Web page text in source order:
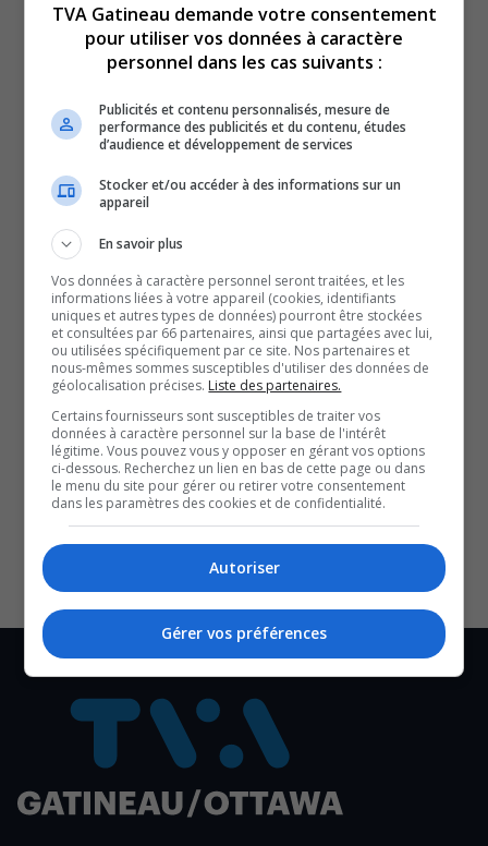
À Ottawa, les blessures au travail chez des
employés d’OC Transpo sont en augmentation. En
2022, 740 blessures nécessitant une intervention
médicale ont été rapportées chez les employés,
En 2023, 69 blessures du genre ont été rapportées
jusqu’à maintenant, selon des données présentées à la
Commission du transport en commun. Des
statistiques démontrant aussi une hausse des collisions
impliquant un véhicule d’OC Transpo ont été dévoilées
vendredi.
Le nombre d’usagers de la Ligne 1 de l’O-Train et des
autobus conventionnels se situe à 62 % des niveaux
prépandémiques.
SOUTENIR NOS MÉDIAS, C’EST PROTÉGER NOTRE
CULTURE ET NOTRE ÉCONOMIE
TVA Gatineau demande votre consentement
pour utiliser vos données à caractère
personnel dans les cas suivants :
Publicités et contenu personnalisés, mesure de
performance des publicités et du contenu, études
d’audience et développement de services
Stocker et/ou accéder à des informations sur un
appareil
En savoir plus
Vos données à caractère personnel seront traitées, et les
informations liées à votre appareil (cookies, identifiants
uniques et autres types de données) pourront être stockées
et consultées par 66 partenaires, ainsi que partagées avec lui,
ou utilisées spécifiquement par ce site. Nos partenaires et
nous-mêmes sommes susceptibles d'utiliser des données de
géolocalisation précises. Liste des partenaires.
Certains fournisseurs sont susceptibles de traiter vos
données à caractère personnel sur la base de l'intérêt
légitime. Vous pouvez vous y opposer en gérant vos options
ci-dessous. Recherchez un lien en bas de cette page ou dans
le menu du site pour gérer ou retirer votre consentement
dans les paramètres des cookies et de confidentialité.
Autoriser
Gérer vos préférences